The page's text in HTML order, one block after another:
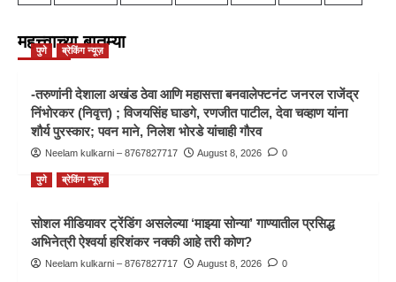
महत्त्वाच्या बातम्या
पुणे ब्रेकिंग न्यूज़
-तरुणांनी देशाला अखंड ठेवा आणि महासत्ता बनवालेफ्टनंट जनरल राजेंद्र
निंभोरकर (निवृत्त) ; विजयसिंह घाडगे, रणजीत पाटील, देवा चव्हाण यांना
शौर्य पुरस्कार; पवन माने, निलेश भोरडे यांचाही गौरव
Neelam kulkarni – 8767827717 August 8, 2026 0
पुणे ब्रेकिंग न्यूज़
सोशल मीडियावर ट्रेंडिंग असलेल्या ‘माझ्या सोन्या’ गाण्यातील प्रसिद्ध
अभिनेत्री ऐश्वर्या हरिशंकर नक्की आहे तरी कोण?
Neelam kulkarni – 8767827717 August 8, 2026 0